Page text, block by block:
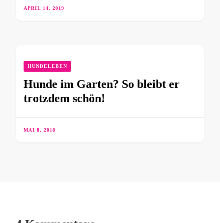
APRIL 14, 2019
HUNDELEBEN
Hunde im Garten? So bleibt er
trotzdem schön!
MAI 8, 2018